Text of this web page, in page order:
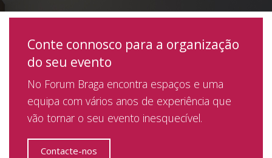
Conte connosco para a organização
do seu evento
No Forum Braga encontra espaços e uma
equipa com vários anos de experiência que
vão tornar o seu evento inesquecível.
Contacte-nos